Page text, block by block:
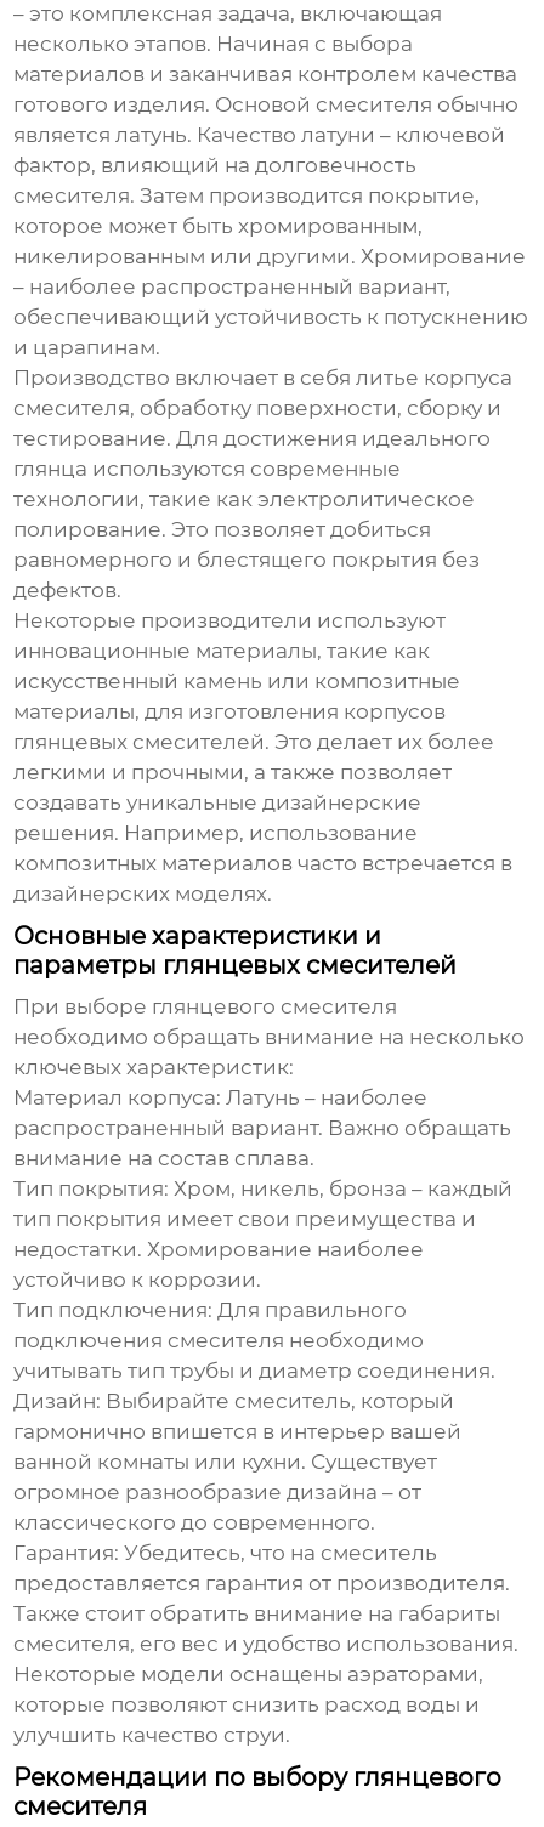
– это комплексная задача, включающая
несколько этапов. Начиная с выбора
материалов и заканчивая контролем качества
готового изделия. Основой смесителя обычно
является латунь. Качество латуни – ключевой
фактор, влияющий на долговечность
смесителя. Затем производится покрытие,
которое может быть хромированным,
никелированным или другими. Хромирование
– наиболее распространенный вариант,
обеспечивающий устойчивость к потускнению
и царапинам.
Производство включает в себя литье корпуса
смесителя, обработку поверхности, сборку и
тестирование. Для достижения идеального
глянца используются современные
технологии, такие как электролитическое
полирование. Это позволяет добиться
равномерного и блестящего покрытия без
дефектов.
Некоторые производители используют
инновационные материалы, такие как
искусственный камень или композитные
материалы, для изготовления корпусов
глянцевых смесителей. Это делает их более
легкими и прочными, а также позволяет
создавать уникальные дизайнерские
решения. Например, использование
композитных материалов часто встречается в
дизайнерских моделях.
Основные характеристики и
параметры глянцевых смесителей
При выборе глянцевого смесителя
необходимо обращать внимание на несколько
ключевых характеристик:
Материал корпуса: Латунь – наиболее
распространенный вариант. Важно обращать
внимание на состав сплава.
Тип покрытия: Хром, никель, бронза – каждый
тип покрытия имеет свои преимущества и
недостатки. Хромирование наиболее
устойчиво к коррозии.
Тип подключения: Для правильного
подключения смесителя необходимо
учитывать тип трубы и диаметр соединения.
Дизайн: Выбирайте смеситель, который
гармонично впишется в интерьер вашей
ванной комнаты или кухни. Существует
огромное разнообразие дизайна – от
классического до современного.
Гарантия: Убедитесь, что на смеситель
предоставляется гарантия от производителя.
Также стоит обратить внимание на габариты
смесителя, его вес и удобство использования.
Некоторые модели оснащены аэраторами,
которые позволяют снизить расход воды и
улучшить качество струи.
Рекомендации по выбору глянцевого
смесителя